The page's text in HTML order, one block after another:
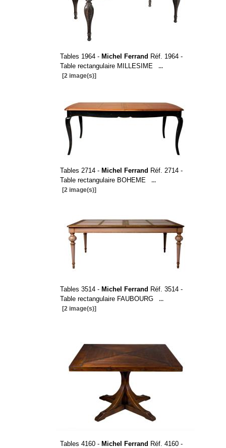
Tables 1964 - Michel Ferrand Réf. 1964 -
Table rectangulaire MILLESIME
...
[2 image(s)]
Tables 2714 - Michel Ferrand Réf. 2714 -
Table rectangulaire BOHEME
...
[2 image(s)]
Tables 3514 - Michel Ferrand Réf. 3514 -
Table rectangulaire FAUBOURG
...
[2 image(s)]
Tables 4160 - Michel Ferrand Réf. 4160 -